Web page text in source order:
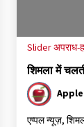
Sliderअपराध-
शिमला में
एप्पल न्यूज़,